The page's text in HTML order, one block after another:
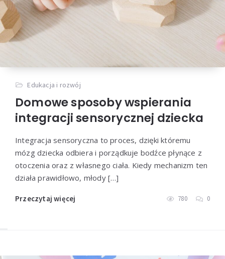
Edukacja i rozwój
Domowe sposoby wspierania
integracji sensorycznej dziecka
Integracja sensoryczna to proces, dzięki któremu
mózg dziecka odbiera i porządkuje bodźce płynące z
otoczenia oraz z własnego ciała. Kiedy mechanizm ten
działa prawidłowo, młody […]
Przeczytaj więcej 780 0